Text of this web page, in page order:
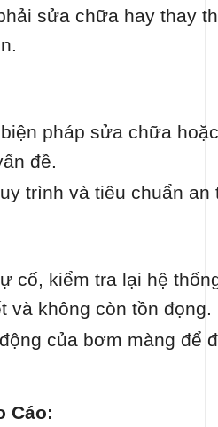
sửa chữa hay thay
pháp sửa chữa
đề.
trình và tiêu chuẩn
cố, kiểm tra lại hệ
và không còn tồn đọng.
của bơm màng để
Cáo: